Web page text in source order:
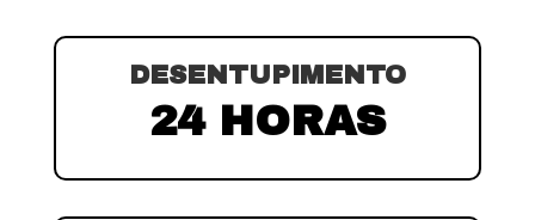
DESENTUPIMENTO
24 HORAS